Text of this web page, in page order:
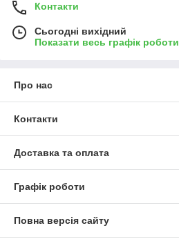
Контакти
Сьогодні вихідний
Показати весь графік роботи
Про нас
Контакти
Доставка та оплата
Графік роботи
Повна версія сайту